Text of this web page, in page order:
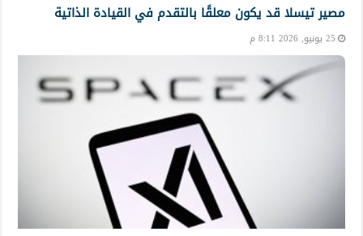
مصير تيسلا قد يكون معلقًا بالتقدم في القيادة الذاتية
25 يونيو, 2026 8:11 م